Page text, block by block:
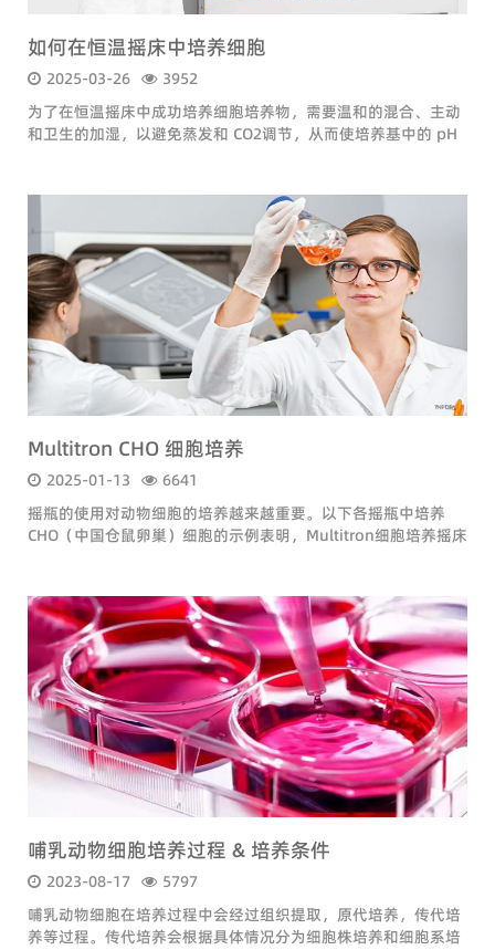
如何在恒温摇床中培养细胞
2025-03-26
3952
为了在恒温摇床中成功培养细胞培养物，需要温和的混合、主动
和卫生的加湿，以避免蒸发和 CO2调节，从而使培养基中的 pH
Multitron CHO 细胞培养
2025-01-13
6641
摇瓶的使用对动物细胞的培养越来越重要。以下各摇瓶中培养
CHO（中国仓鼠卵巢）细胞的示例表明，Multitron细胞培养摇床
哺乳动物细胞培养过程 & 培养条件
2023-08-17
5797
哺乳动物细胞在培养过程中会经过组织提取，原代培养，传代培
养等过程。传代培养会根据具体情况分为细胞株培养和细胞系培